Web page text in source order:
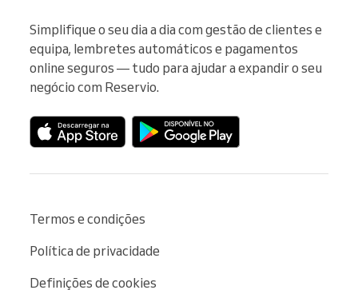
Simplifique o seu dia a dia com gestão de clientes e
equipa, lembretes automáticos e pagamentos
online seguros — tudo para ajudar a expandir o seu
negócio com Reservio.
Termos e condições
Política de privacidade
Definições de cookies